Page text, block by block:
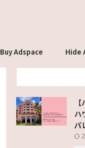
Buy Adspace Hide
ハ
パ